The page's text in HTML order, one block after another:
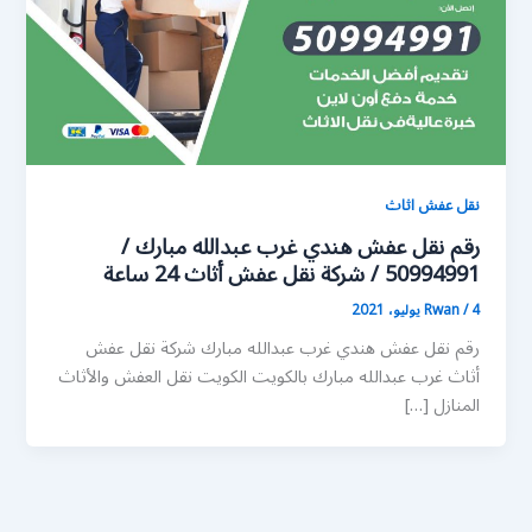
نقل عفش اثاث
رقم نقل عفش هندي غرب عبدالله مبارك /
50994991 / شركة نقل عفش أثاث 24 ساعة
Rwan/4 يوليو، 2021
رقم نقل عفش هندي غرب عبدالله مبارك شركة نقل عفش
أثاث غرب عبدالله مبارك بالكويت الكويت نقل العفش والأثاث
المنازل […]